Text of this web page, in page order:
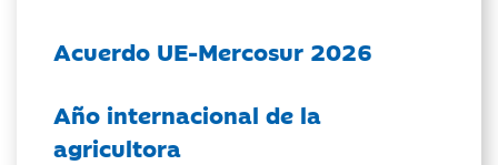
Acuerdo UE-Mercosur 2026
Año internacional de la
agricultora